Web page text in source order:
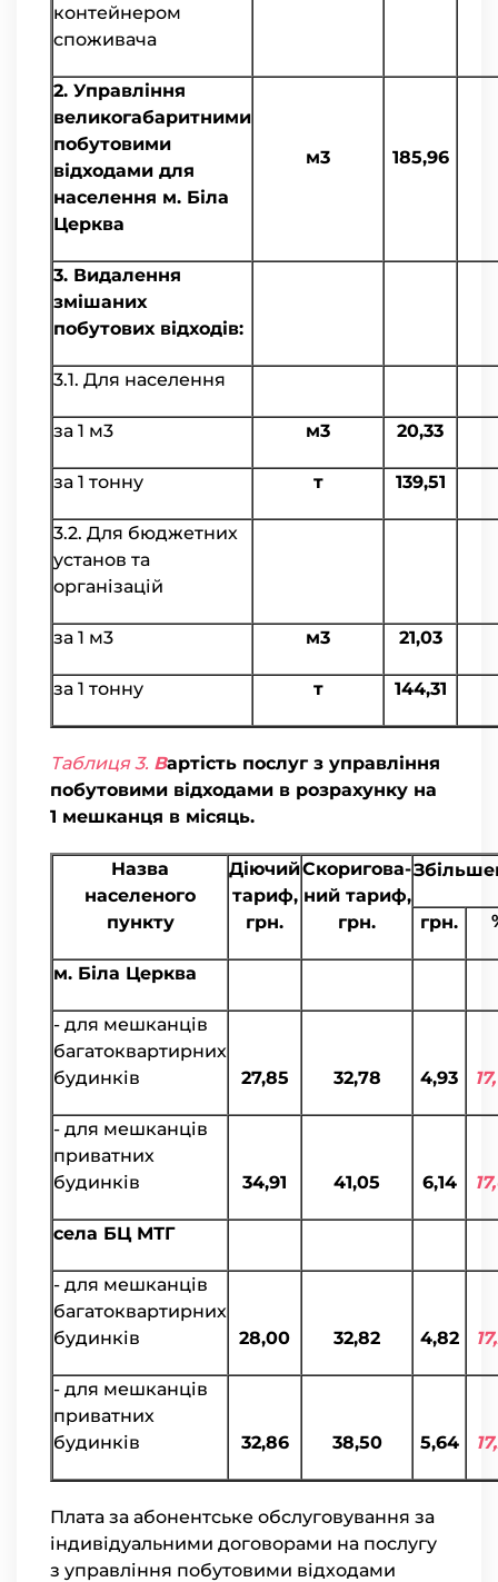
контейнером
споживача
2. Управління
великогабаритними
побутовими
відходами для
населення м. Біла
Церква
м3 185,96
3. Видалення
змішаних
побутових відходів:
3.1. Для населення
за 1 м3 м3 20,33
за 1 тонну т 139,51
3.2. Для бюджетних
установ та
організацій
за 1 м3 м3 21,03
за 1 тонну т 144,31
Таблиця 3. Вартість послуг з управління
побутовими відходами в розрахунку на
1 мешканця в місяць.
Назва
населеного
пункту
Діючий
тариф,
грн.
Скоригова-
ний тариф,
грн.
грн.
м. Біла Церква
- для мешканців
багатоквартирних
будинків
27,85 32,78 4,93
- для мешканців
приватних
будинків
34,91 41,05 6,14
села БЦ МТГ
- для мешканців
багатоквартирних
будинків
28,00 32,82 4,82
- для мешканців
приватних
будинків
32,86 38,50 5,64
Плата за абонентське обслуговування за
індивідуальними договорами на послугу
з управління побутовими відходами